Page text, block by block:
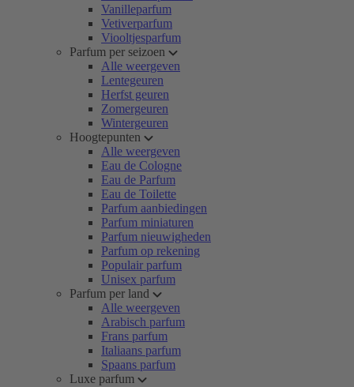
Vanilleparfum
Vetiverparfum
Viooltjesparfum
Parfum per seizoen
Alle weergeven
Lentegeuren
Herfst geuren
Zomergeuren
Wintergeuren
Hoogtepunten
Alle weergeven
Eau de Cologne
Eau de Parfum
Eau de Toilette
Parfum aanbiedingen
Parfum miniaturen
Parfum nieuwigheden
Parfum op rekening
Populair parfum
Unisex parfum
Parfum per land
Alle weergeven
Arabisch parfum
Frans parfum
Italiaans parfum
Spaans parfum
Luxe parfum